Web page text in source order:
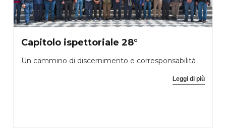
Capitolo ispettoriale 28°
Un cammino di discernimento e corresponsabilità
Leggi di più